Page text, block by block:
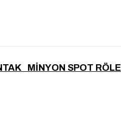
MİNYON SPOT RÖLE